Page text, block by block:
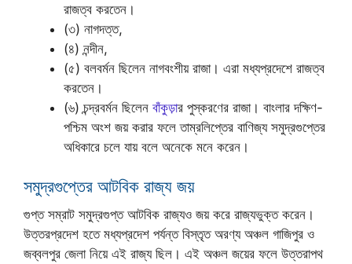
রাজত্ব করতেন।
(৩) নাগদত্ত,
(৪) নন্দীন,
(৫) বলবর্মন ছিলেন নাগবংশীয় রাজা। এরা মধ্যপ্রদেশে রাজত্ব
করতেন।
(৬) চন্দ্রবর্মন ছিলেন বাঁকুড়ার পুস্করণের রাজা। বাংলার দক্ষিণ-
পশ্চিম অংশ জয় করার ফলে তাম্রলিপ্তের বাণিজ্য সমুদ্রগুপ্তের
অধিকারে চলে যায় বলে অনেকে মনে করেন।
সমুদ্রগুপ্তের আটবিক রাজ্য জয়
গুপ্ত সম্রাট সমুদ্রগুপ্ত আটবিক রাজ্যও জয় করে রাজ্যভুক্ত করেন।
উত্তরপ্রদেশ হতে মধ্যপ্রদেশ পর্যন্ত বিস্তৃত অরণ্য অঞ্চল গাজিপুর ও
জব্বলপুর জেলা নিয়ে এই রাজ্য ছিল। এই অঞ্চল জয়ের ফলে উত্তরাপথ